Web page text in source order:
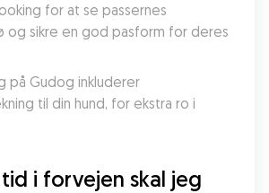
for at se passernes
og sikre en god pasform for deres
på Gudog inkluderer
til din hund, for ekstra ro i
i forvejen skal jeg